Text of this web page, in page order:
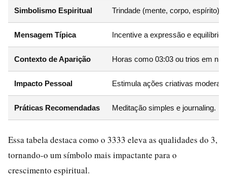
Simbolismo Espiritual Trindade (mente, corpo, espírito);
Mensagem Típica Incentive a expressão e equilíbrio.
Contexto de Aparição Horas como 03:03 ou trios em
Impacto Pessoal Estimula ações criativas
Práticas Recomendadas Meditação simples e journaling.
Essa tabela destaca como o 3333 eleva as qualidades do 3,
tornando-o um símbolo mais impactante para o
crescimento espiritual.